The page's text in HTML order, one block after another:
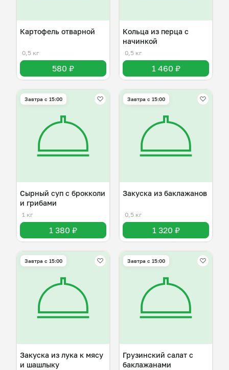
Картофель отварной
0,5 кг
580 ₽
Кольца из перца с
начинкой
0,5 кг
1 460 ₽
Завтра c 15:00
Сырный суп с брокколи
и грибами
1 кг
1 380 ₽
Завтра c 15:00
Закуска из баклажанов
0,5 кг
1 320 ₽
Завтра c 15:00
Закуска из лука к мясу
и шашлыку
Завтра c 15:00
Грузинский салат с
баклажанами